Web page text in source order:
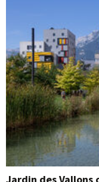
Jardin des Vallons